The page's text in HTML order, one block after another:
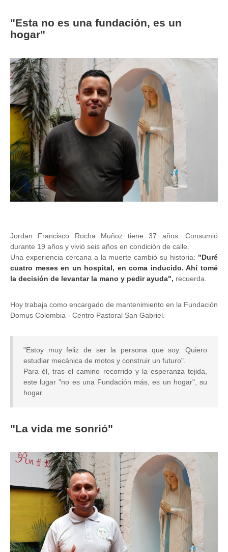
"Esta no es una fundación, es un
hogar"
Image
Jordan Francisco Rocha Muñoz tiene 37 años. Consumió
durante 19 años y vivió seis años en condición de calle.
Una experiencia cercana a la muerte cambió su historia: "Duré
cuatro meses en un hospital, en coma inducido. Ahí tomé
la decisión de levantar la mano y pedir ayuda", recuerda.
Hoy trabaja como encargado de mantenimiento en la Fundación
Domus Colombia - Centro Pastoral San Gabriel.
"Estoy muy feliz de ser la persona que soy. Quiero
estudiar mecánica de motos y construir un futuro".
Para él, tras el camino recorrido y la esperanza tejida,
este lugar "no es una Fundación más, es un hogar", su
hogar.
"La vida me sonrió"
Image